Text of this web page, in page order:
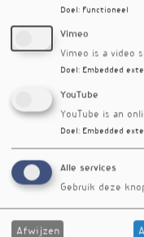
Doel : Functioneel
Vimeo
Vimeo is a video
Doel : Embedded
YouTube
YouTube is an
Doel : Embedded
Alle services
Gebruik deze
Afwijzen